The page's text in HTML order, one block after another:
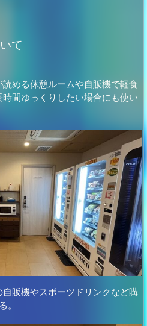
て
める休憩ルームや自販機で軽食
間ゆっくりしたい場合にも使い
販機やスポーツドリンクなど購
。